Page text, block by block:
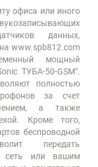
офиса или иного
данных,
www.spb812.com
мощный
ТУБА-50-GSM".
полностью
за счет
а также
Кроме того,
беспроводной
передать
сеть или вашим